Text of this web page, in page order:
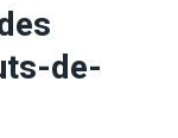
de-